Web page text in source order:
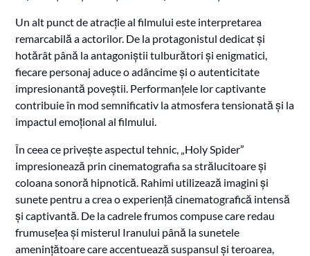
Un alt punct de atracție al filmului este interpretarea
remarcabilă a actorilor. De la protagonistul dedicat și
hotărât până la antagoniștii tulburători și enigmatici,
fiecare personaj aduce o adâncime și o autenticitate
impresionantă poveștii. Performanțele lor captivante
contribuie în mod semnificativ la atmosfera tensionată și la
impactul emoțional al filmului.
În ceea ce privește aspectul tehnic, „Holy Spider”
impresionează prin cinematografia sa strălucitoare și
coloana sonoră hipnotică. Rahimi utilizează imagini și
sunete pentru a crea o experiență cinematografică intensă
și captivantă. De la cadrele frumos compuse care redau
frumusețea și misterul Iranului până la sunetele
amenințătoare care accentuează suspansul și teroarea,